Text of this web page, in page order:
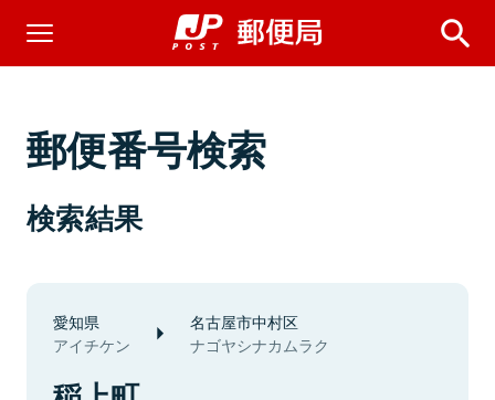
郵便番号検索
検索結果
愛知県
アイチケン
名古屋市中村区
ナゴヤシナカムラク